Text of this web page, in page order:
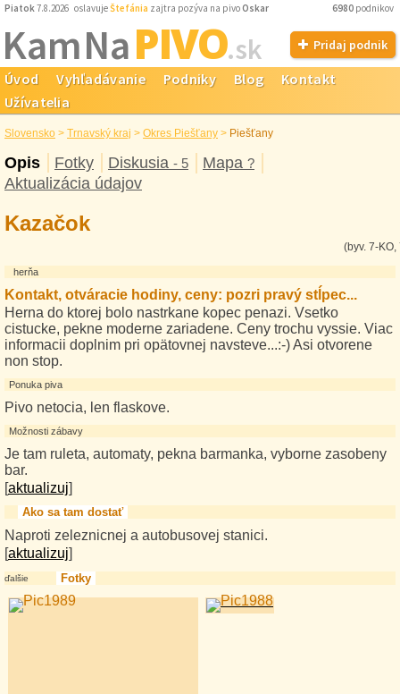
Piatok7.8.2026 oslavujeŠtefánia zajtra pozýva na pivoOskar 6980 podnikov
Kam NaPIVO.sk Pridaj podnik
Úvod Vyhľadávanie Podniky Blog
Kontakt
Užívatelia
Slovensko > Trnavský kraj > Okres Piešťany > Piešťany
Opis Fotky Diskusia - 5 Mapa ?
Aktualizácia údajov
Kazačok
herňa
(byv. 7-KO,
Kontakt, otváracie hodiny, ceny: pozri pravý stĺpec...
Herna do ktorej bolo nastrkane kopec penazi. Vsetko
cistucke, pekne moderne zariadene. Ceny trochu vyssie. Viac
informacii doplnim pri opätovnej navsteve...:-) Asi otvorene
non stop.
Ponuka piva
Pivo netocia, len flaskove.
Možnosti zábavy
Je tam ruleta, automaty, pekna barmanka, vyborne zasobeny
bar.
[aktualizuj]
Ako sa tam dostať
Naproti zeleznicnej a autobusovej stanici.
[aktualizuj]
ďalšie Fotky